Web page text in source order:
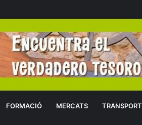
FORMACIÓ MERCATS TRANSPORT